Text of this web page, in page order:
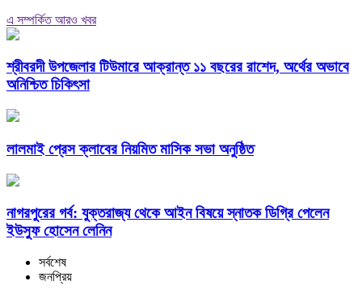
এ সম্পর্কিত আরও খবর
শ্রীবরদী উপজেলার টিউমারে আক্রান্ত ১১ বছরের রাশেদ, অর্থের অভাবে
অনিশ্চিত চিকিৎসা
লালমাই প্রেস ক্লাবের নিয়মিত মাসিক সভা অনুষ্ঠিত
নাগরপুরের গর্ব: যুক্তরাজ্য থেকে আইন বিষয়ে স্নাতক ডিগ্রি পেলেন
ইউসুফ হোসেন লেনিন
সর্বশেষ
জনপ্রিয়